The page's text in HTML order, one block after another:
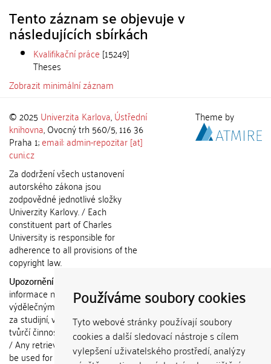
Používáme soubory cookies
Tyto webové stránky používají soubory
cookies a další sledovací nástroje s cílem
vylepšení uživatelského prostředí, analýzy
Tento záznam se objevuje v
následujících sbírkách
Kvalifikační práce [15249]
Theses
Zobrazit minimální záznam
© 2025 Univerzita Karlova,Ústřední
knihovna, Ovocný trh 560/5, 116 36
Praha 1;email: admin-repozitar [at]
cuni.cz
Za dodržení všech ustanovení
autorského zákona jsou
zodpovědné jednotlivé složky
Univerzity Karlovy. / Each
constituent part of Charles
University is responsible for
adherence to all provisions of the
copyright law.
Upozornění / Notice:
informace nemohou být použity k
výdělečným účelům nebo vydávány
za studijní, vědeckou nebo jinou
tvůrčí činnost jiné osoby než autora.
/ Any retrieved information shall not
be used for any commercial
Theme by